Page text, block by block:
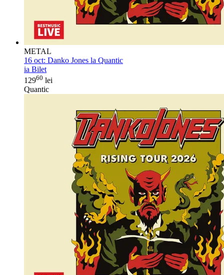
METAL
16 oct: Danko Jones la Quantic
ia Bilet
12960 lei
Quantic